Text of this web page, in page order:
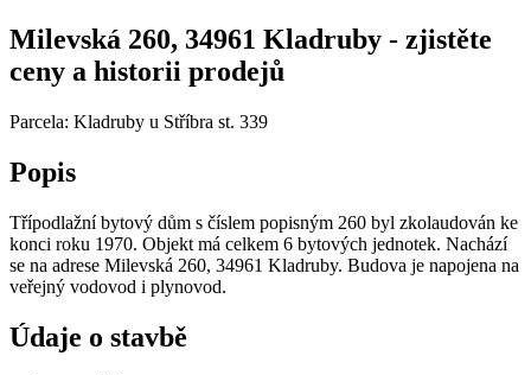
Milevská 260, 34961 Kladruby - zjistěte
ceny a historii prodejů
Parcela: Kladruby u Stříbra st. 339
Popis
Třípodlažní bytový dům s číslem popisným 260 byl zkolaudován ke
konci roku 1970. Objekt má celkem 6 bytových jednotek. Nachází
se na adrese Milevská 260, 34961 Kladruby. Budova je napojena na
veřejný vodovod i plynovod.
Údaje o stavbě